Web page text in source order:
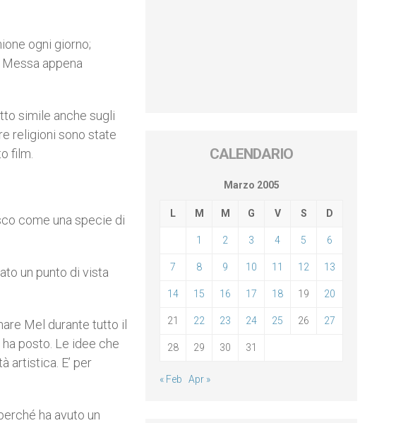
ogni giorno;
appena
simile anche sugli
religioni sono state
film.
come una specie di
un punto di vista
Mel durante tutto il
posto. Le idee che
artistica. E’ per
ha avuto un
CALENDARIO
Marzo 2005
L M M G V S D
1 2 3 4 5 6
7 8 9 10 11 12 13
14 15 16 17 18 19 20
21 22 23 24 25 26 27
28 29 30 31
« Feb Apr »